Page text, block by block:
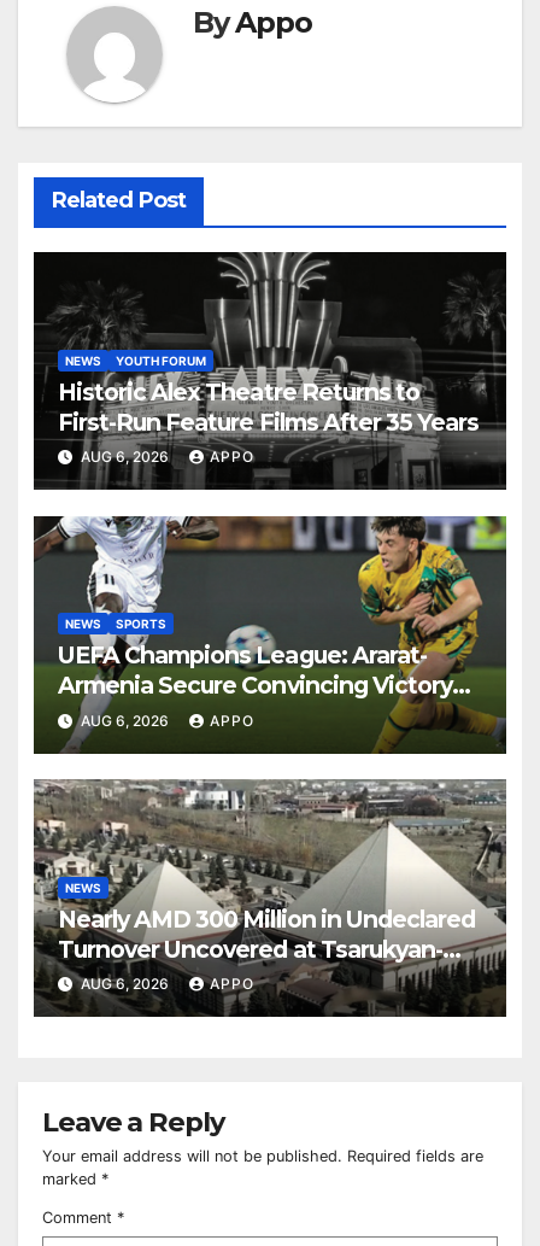
ByAppo
Related Post
NEWS YOUTH FORUM
Historic Alex Theatre Returns to
First-Run Feature Films After 35 Years
AUG 6, 2026 APPO
NEWS SPORTS
UEFA Champions League: Ararat-
Armenia Secure Convincing Victory
Over Shamrock Rovers 2-0
AUG 6, 2026 APPO
NEWS
Nearly AMD 300 Million in Undeclared
Turnover Uncovered at Tsarukyan-
Owned Entertainment Center
AUG 6, 2026 APPO
Leave a Reply
Your email address will not be published. Required fields are
marked *
Comment *